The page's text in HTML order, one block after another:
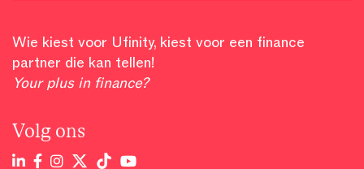
Wie kiest voor Ufinity, kiest voor een finance
partner die kan tellen!
Your plus in finance?
Volg ons